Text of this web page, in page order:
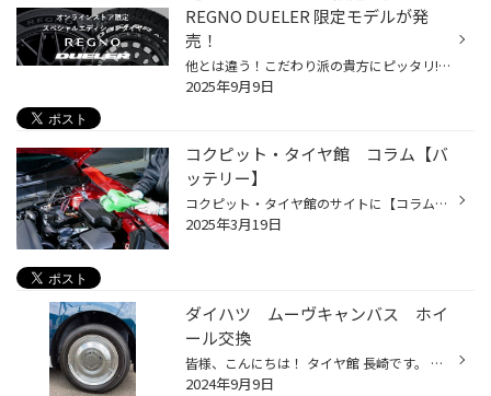
REGNO DUELER 限定モデルが発
売！
他とは違う！こだわり派の貴方にピッタリ!!ブリヂストンタイヤオンラインストア限定モデルが登場！ いつも当店をご利用いただき誠にありがとうございます。 今回は、、、REGNO GR-XⅢとDUELERの大人気商品に、 ”ブリヂストンタイヤオンラインストア限定モデル”が新登場！ 他では買えない、味わえない...
2025年9月9日
コクピット・タイヤ館 コラム【バ
ッテリー】
コクピット・タイヤ館のサイトに【コラム】があるのはご存知でしょうか? みなさんのおクルマのお悩みやタイヤに関するコラム記事を掲載しております。 この度は、今の時期にトラブルが多い、『バッテリー』に関して、記事を掲載いたしました。 点検や交換のタイミング、基礎的な知識まで、幅広く掲...
2025年3月19日
ダイハツ ムーヴキャンバス ホイ
ール交換
皆様、こんにちは！ タイヤ館 長崎です。 先日、お客様のお車のホイールを 交換させていただいたので、ご紹介します！ 車輛：ダイハツ ムーヴキャンバス ホイール：WORK LEADSLED 14インチ4.5J＋45 カラーはカットクリアです。 センターキャップに貼るLEADSLEDの文字のステッカーも色が3色から選べ...
2024年9月9日